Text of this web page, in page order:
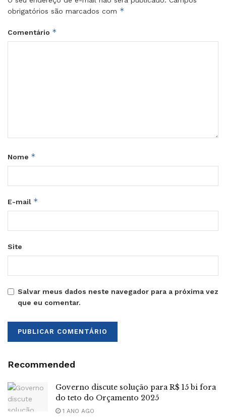
obrigatórios são marcados com *
Comentário *
Nome *
E-mail *
Site
Salvar meus dados neste navegador para a próxima vez
que eu comentar.
Recommended
Governo discute solução para R$ 15 bi fora
do teto do Orçamento 2025
1 ANO AGO